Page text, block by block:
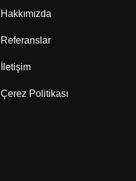
Hakkımızda
Referanslar
İletişim
Çerez Politikası